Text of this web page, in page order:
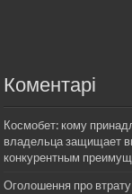
Коментарі
Космобет: кому
владельца защищает
конкурентным
Оголошення про